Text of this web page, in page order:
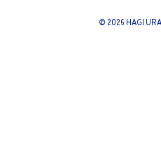
© 2026 HAGI